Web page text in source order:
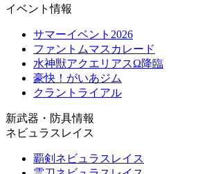
イベント情報
サマーイベント2026
ファントムマスカレード
水神獣アクエリアスΩ降臨
豪快！がいあジム
クラントライアル
新武器・防具情報
ネビュラスレイス
覇剣ネビュラスレイス